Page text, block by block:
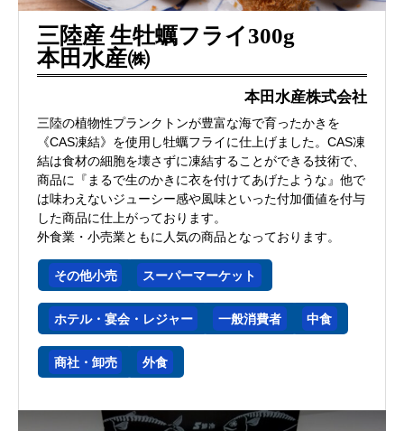
三陸産 生牡蠣フライ300g
本田水産㈱
本田水産株式会社
三陸の植物性プランクトンが豊富な海で育ったかきを
《CAS凍結》を使用し牡蠣フライに仕上げました。CAS凍
結は食材の細胞を壊さずに凍結することができる技術で、
商品に『まるで生のかきに衣を付けてあげたような』他で
は味わえないジューシー感や風味といった付加価値を付与
した商品に仕上がっております。
外食業・小売業ともに人気の商品となっております。
その他小売 スーパーマーケット
ホテル・宴会・レジャー 一般消費者 中食
商社・卸売 外食